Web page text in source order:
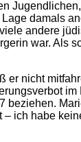
damals
andere
war. Als
er nicht
im
beziehen.
ich habe